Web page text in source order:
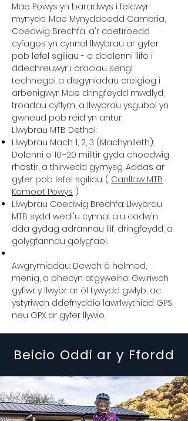
Mae Powys yn baradwys i feicwyr
mynydd. Mae Mynyddoedd Cambria,
Coedwig Brechfa, a'r coetiroedd
cyfagos yn cynnal llwybrau ar gyfer
pob lefel sgiliau - o ddolenni llifo i
ddechreuwyr i draciau sengl
technegol a disgyniadau creigiog i
arbenigwyr. Mae dringfeydd mwdlyd,
troadau cyflym, a llwybrau ysgubol yn
gwneud pob reid yn antur.
Llwybrau MTB Dethol:
Llwybrau Mach 1, 2, 3 (Machynlleth):
Dolenni o 10–20 milltir gyda choedwig,
rhostir, a thirwedd gymysg. Addas ar
gyfer pob lefel sgiliau. ( Canllaw MTB
Komoot Powys )
Llwybrau Coedwig Brechfa: Llwybrau
MTB sydd wedi'u cynnal a'u cadw'n
dda gydag adrannau llif, dringfeydd, a
golygfannau golygfaol.
Awgrymiadau: Dewch â helmed,
menig, a phecyn atgyweirio. Gwiriwch
gyflwr y llwybr ar ôl tywydd gwlyb, ac
ystyriwch ddefnyddio lawrlwythiad GPS
neu GPX ar gyfer llywio.
Beicio Oddi ar y Ffordd